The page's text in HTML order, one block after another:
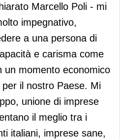
Marcello Poli - mi
impegnativo,
a una persona di
e carisma come
un momento economico
il nostro Paese. Mi
unione di imprese
il meglio tra i
italiani, imprese sane,